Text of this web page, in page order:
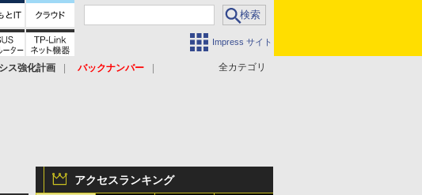
Impress サイト
全カテゴリ
ス強化計画
バックナンバー
アクセスランキング